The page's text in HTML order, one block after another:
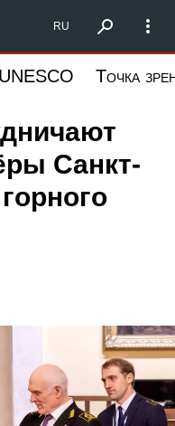
Запад
RU
UNESCO Точка
Санкт-